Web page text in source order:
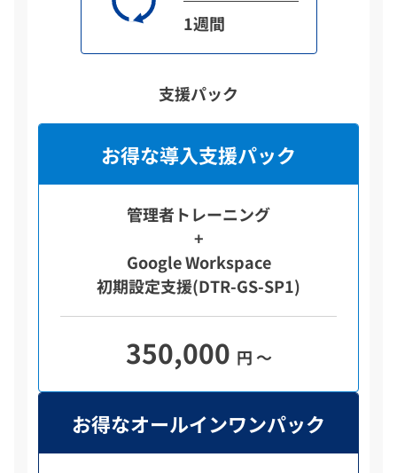
1週間
支援パック
お得な導入支援パック
管理者トレーニング
+
Google Workspace
初期設定支援(DTR-GS-SP1)
350,000 円 ～
お得なオールインワンパック